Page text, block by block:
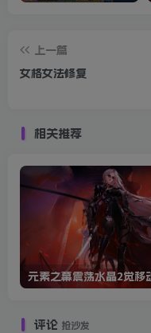
上一篇
女格女法修复
相关推荐
评论 抢沙发